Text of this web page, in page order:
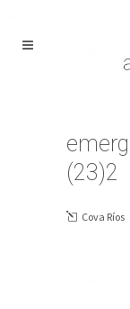
(23)2
Cova Ríos